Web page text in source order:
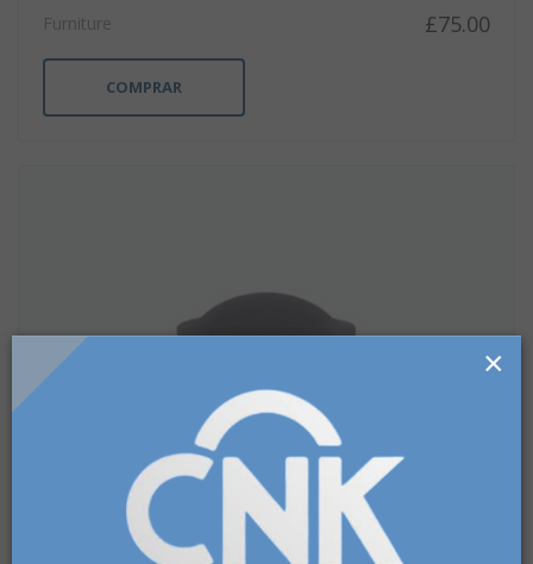
Furniture £75.00
COMPRAR
×